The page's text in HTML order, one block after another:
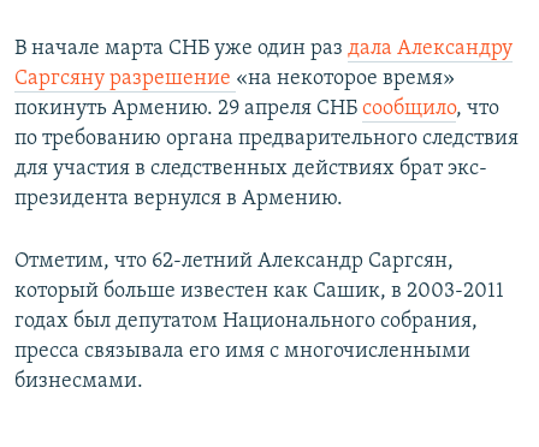
В начале марта СНБ уже один раз дала Александру
Саргсяну разрешение «на некоторое время»
покинуть Армению. 29 апреля СНБ сообщило, что
по требованию органа предварительного следствия
для участия в следственных действиях брат экс-
президента вернулся в Армению.
Отметим, что 62-летний Александр Саргсян,
который больше известен как Сашик, в 2003-2011
годах был депутатом Национального собрания,
пресса связывала его имя с многочисленными
бизнесмами.